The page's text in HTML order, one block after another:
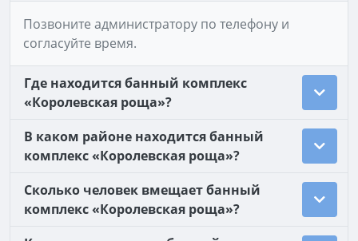
Позвоните администратору по телефону и
согласуйте время.
Где находится банный комплекс
«Королевская роща»?
В каком районе находится банный
комплекс «Королевская роща»?
Сколько человек вмещает банный
комплекс «Королевская роща»?